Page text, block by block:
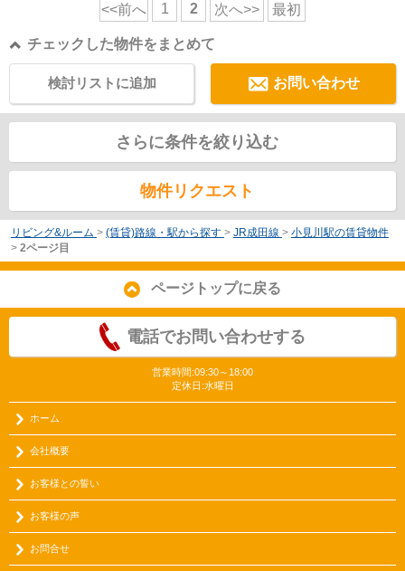
<<前へ 1 2 次へ>> 最初
チェックした物件をまとめて
お問い合わせ
検討リストに追加
さらに条件を絞り込む
物件リクエスト
リビング&ルーム > (賃貸)路線・駅から探す > JR成田線 > 小見川駅の賃貸物件
> 2ページ目
ページトップに戻る
電話でお問い合わせする
営業時間:09:30～18:00
定休日:水曜日
ホーム
会社概要
お客様との誓い
お客様の声
お問合せ